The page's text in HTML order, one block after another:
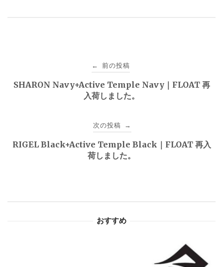
稿
ゲ
← 前の投稿
SHARON Navy+Active Temple Navy｜FLOAT 再
入荷しました。
次の投稿 →
RIGEL Black+Active Temple Black｜FLOAT 再入
荷しました。
おすすめ